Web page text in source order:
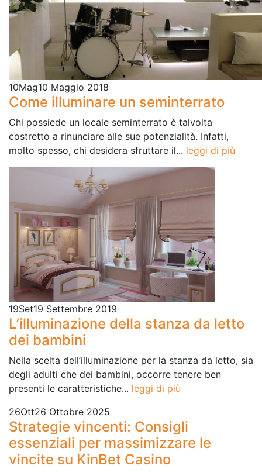
10Mag10 Maggio 2018
Come illuminare un seminterrato
Chi possiede un locale seminterrato è talvolta
costretto a rinunciare alle sue potenzialità. Infatti,
molto spesso, chi desidera sfruttare il... leggi di più
19Set19 Settembre 2019
L’illuminazione della stanza da letto
dei bambini
Nella scelta dell’illuminazione per la stanza da letto, sia
degli adulti che dei bambini, occorre tenere ben
presenti le caratteristiche... leggi di più
26Ott26 Ottobre 2025
Strategie vincenti: Consigli
essenziali per massimizzare le
vincite su KinBet Casino